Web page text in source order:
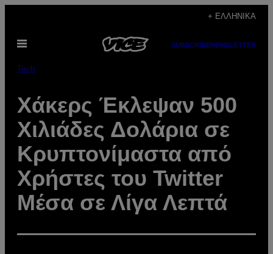
περιεχόμενο
+ ΕΛΛΗΝΙΚΆ
Ανοίξτε
SUBSCRIBENEWSLETTER
Tech
Χάκερς Έκλεψαν 500
Χιλιάδες Δολάρια σε
Κρυπτονίμαστα από
Χρήστες του Twitter
Μέσα σε Λίγα Λεπτά